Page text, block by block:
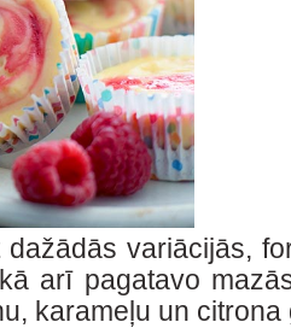
variācijās,
arī pagatavo
karameļu un